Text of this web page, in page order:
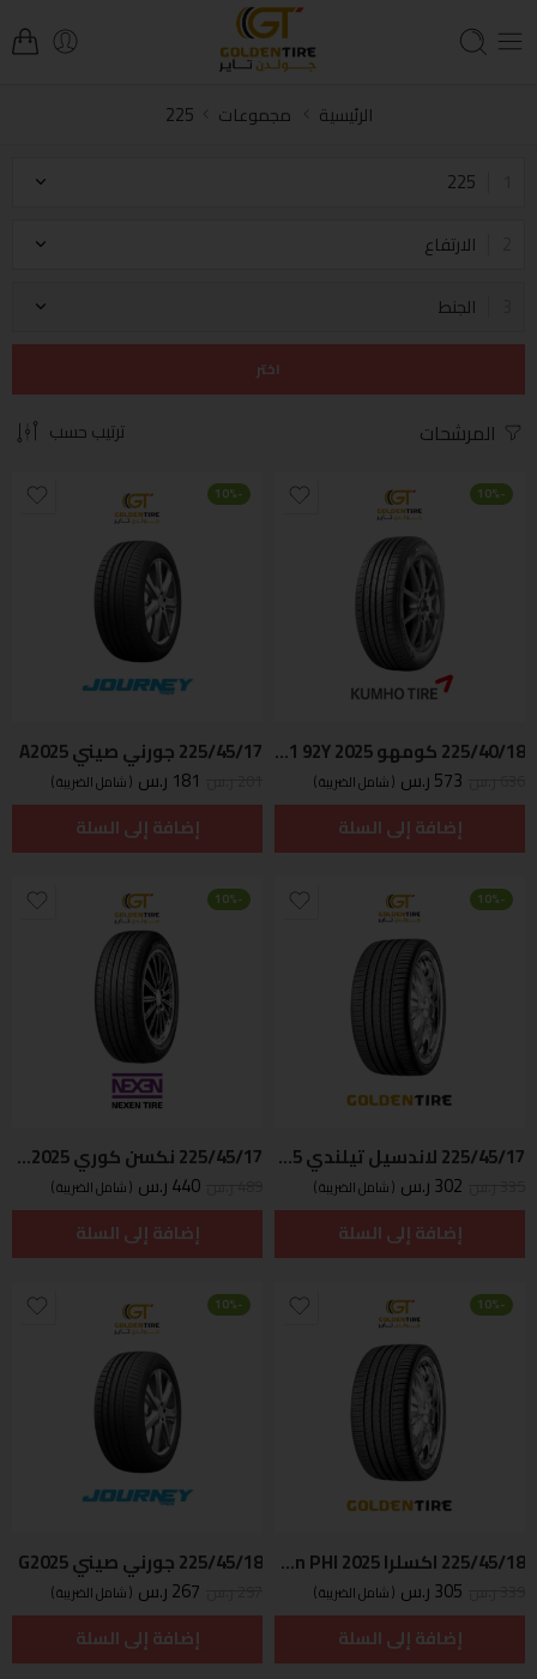
الرئيسية مجموعات 225
225
الارتفاع
الجنط
اختر
المرشحات ترتيب حسب
-10%
225/40/18 كومهو Korean PS71 92Y 2025
573ر.س ( شامل الضريبة )
إضافة إلى السلة
-10%
225/45/17 جورني صيني A2025
181 ر.س ( شامل الضريبة )
إضافة إلى السلة
-10%
225/45/17 لاندسيل تيلندي D2025
302ر.س ( شامل الضريبة )
إضافة إلى السلة
-10%
225/45/17 نكسن كوري 94Y NFERA-SU1-2025 ع
440ر.س ( شامل الضريبة )
إضافة إلى السلة
-10%
225/45/18 اكسلرا Indonesian PHI 2025
305ر.س ( شامل الضريبة )
إضافة إلى السلة
-10%
225/45/18 جورني صيني G2025
267ر.س ( شامل الضريبة )
إضافة إلى السلة